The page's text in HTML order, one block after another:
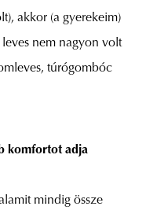
akkor (a gyerekeim)
nem nagyon volt
túrógombóc
komfortot adja
mindig össze